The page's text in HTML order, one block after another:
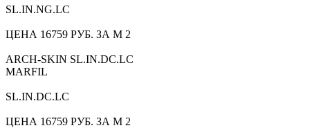
SL.IN.NG.LC
ЦЕНА 16759 РУБ. ЗА М 2
ARCH-SKIN SL.IN.DC.LC
MARFIL
SL.IN.DC.LC
ЦЕНА 16759 РУБ. ЗА М 2